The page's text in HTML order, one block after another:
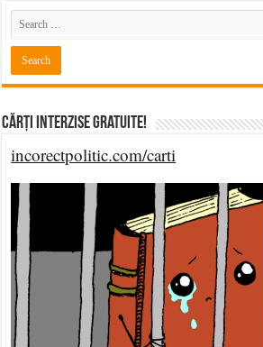
Cărți Interzise Gratuite!
incorectpolitic.com/carti